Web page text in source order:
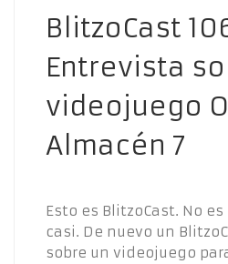
BlitzoCast
Entrevista
videojuego
Almacén 7
Esto es BlitzoCast. No
casi. De nuevo un
sobre un videojuego